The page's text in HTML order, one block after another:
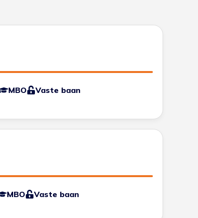
MBO Vaste baan
MBO Vaste baan